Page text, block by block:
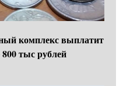
комплекс выплатит
800 тыс рублей